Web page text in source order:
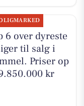
6 over dyreste
til salg i
Priser op
kr